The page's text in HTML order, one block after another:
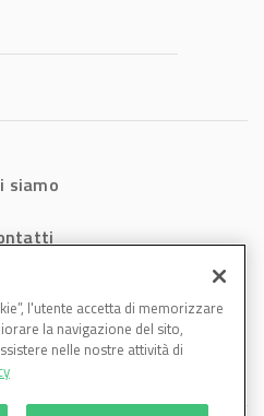
siamo
l'utente accetta di memorizzare
la navigazione del sito,
nelle nostre attività di